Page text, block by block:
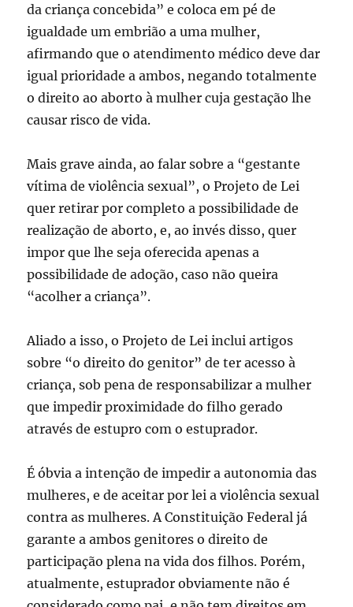
da criança concebida” e coloca em pé de
igualdade um embrião a uma mulher,
afirmando que o atendimento médico deve dar
igual prioridade a ambos, negando totalmente
o direito ao aborto à mulher cuja gestação lhe
causar risco de vida.
Mais grave ainda, ao falar sobre a “gestante
vítima de violência sexual”, o Projeto de Lei
quer retirar por completo a possibilidade de
realização de aborto, e, ao invés disso, quer
impor que lhe seja oferecida apenas a
possibilidade de adoção, caso não queira
“acolher a criança”.
Aliado a isso, o Projeto de Lei inclui artigos
sobre “o direito do genitor” de ter acesso à
criança, sob pena de responsabilizar a mulher
que impedir proximidade do filho gerado
através de estupro com o estuprador.
É óbvia a intenção de impedir a autonomia das
mulheres, e de aceitar por lei a violência sexual
contra as mulheres. A Constituição Federal já
garante a ambos genitores o direito de
participação plena na vida dos filhos. Porém,
atualmente, estuprador obviamente não é